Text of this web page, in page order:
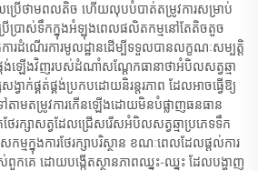
ប្រើថាមពលតិច ហើយលុបបំបាត់តម្រូវការសម្រាប់
រើប្រាស់ទឹកក្នុងអំឡុងពេលផលិតកម្មនៅតែតិចតួច
ារដំណើរការមូលដ្ឋានដើម្បីទទួលបានលក្ខណៈសម្បត្តិ
ង់ឡើងវិញរបស់ដំណាំសណ្តែកធានាថាអំបិលសត្វឆ្មា
វាក់ផ្គត់ផ្គង់ប្រកបដោយនិរន្តរភាព ដែលអាចធ្វើឱ្យ
ៅតាមតម្រូវការកើនឡើងដោយមិនបំផ្លាញធនធាន
រក្សាសត្វដែលជ្រើសរើសអំបិលសត្វឆ្មាប្រភេទទឹក
មក្នុងការថែរក្សាបរិស្ថាន ខណៈពេលដែលផ្តល់ការ
ពួកគេ ដោយបង្កើតស្ថានភាពឈ្នះ-ឈ្នះ ដែលបង្ហាញ